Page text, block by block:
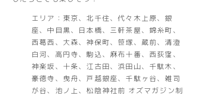
エリア：東京、北千住、代々木上原、銀
座、中目黒、日本橋、三軒茶屋、錦糸町、
西葛西、大森、神保町、笹塚、蔵前、清澄
白河、高円寺、駒込、麻布十番、西荻窪、
神楽坂、十条、江古田、浜田山、千駄木、
豪徳寺、曳舟、戸越銀座、千駄ヶ谷、雑司
が谷、池ノ上、松陰神社前 オズマガジン制